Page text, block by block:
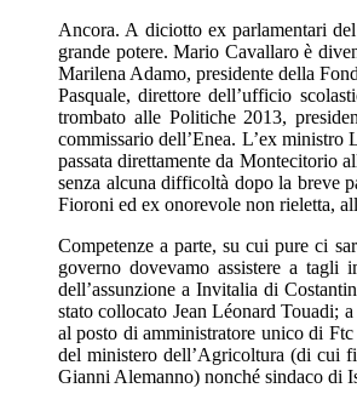
Ancora. A diciotto ex parlamentari
grande potere. Mario Cavallaro è
Marilena Adamo, presidente della
Pasquale, direttore dell’ufficio
trombato alle Politiche 2013,
commissario dell’Enea. L’ex
passata direttamente da Montecitorio
senza alcuna difficoltà dopo la breve
Fioroni ed ex onorevole non rieletta,
Competenze a parte, su cui pure ci
governo dovevamo assistere a
dell’assunzione a Invitalia di
stato collocato Jean Léonard Touadi;
al posto di amministratore unico di
del ministero dell’Agricoltura (di cui
Gianni Alemanno) nonché sindaco di